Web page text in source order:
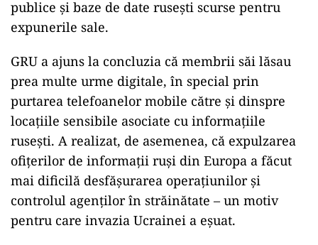
publice și baze de date rusești scurse pentru
expunerile sale.
GRU a ajuns la concluzia că membrii săi lăsau
prea multe urme digitale, în special prin
purtarea telefoanelor mobile către și dinspre
locațiile sensibile asociate cu informațiile
rusești. A realizat, de asemenea, că expulzarea
ofițerilor de informații ruși din Europa a făcut
mai dificilă desfășurarea operațiunilor și
controlul agenților în străinătate – un motiv
pentru care invazia Ucrainei a eșuat.